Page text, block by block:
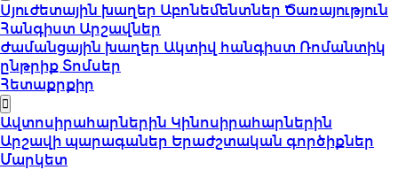
Սյուժետային խաղեր Աբոնեմենտներ Ծառայություն
Հանգիստ Արշավներ
Ժամանցային խաղեր Ակտիվ հանգիստ Ռոմանտիկ
ընթրիք Տոմսեր
Հետաքրքիր
Ավտոսիրահարներին Կինոսիրահարներին
Արշավի պարագաներ Երաժշտական գործիքներ
Մարկետ